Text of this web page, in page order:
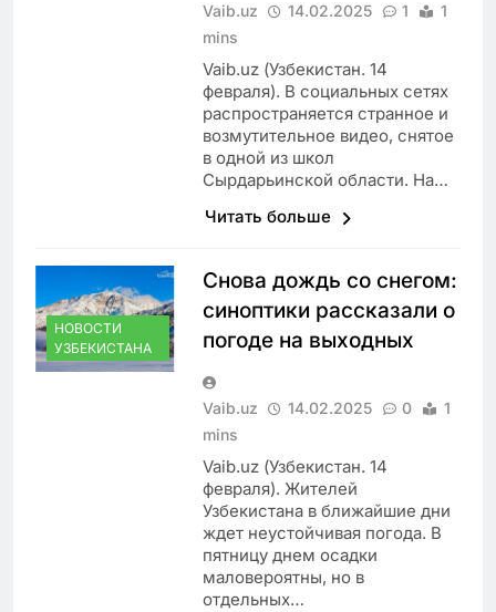
Vaib.uz 14.02.2025 1
1
mins
Vaib.uz (Узбекистан. 14
февраля). В социальных сетях
распространяется странное и
возмутительное видео, снятое
в одной из школ
Сырдарьинской области. На…
Читать больше
НОВОСТИ
УЗБЕКИСТАНА
Снова дождь со снегом:
синоптики рассказали о
погоде на выходных
Vaib.uz 14.02.2025 0
1
mins
Vaib.uz (Узбекистан. 14
февраля). Жителей
Узбекистана в ближайшие дни
ждет неустойчивая погода. В
пятницу днем осадки
маловероятны, но в
отдельных…